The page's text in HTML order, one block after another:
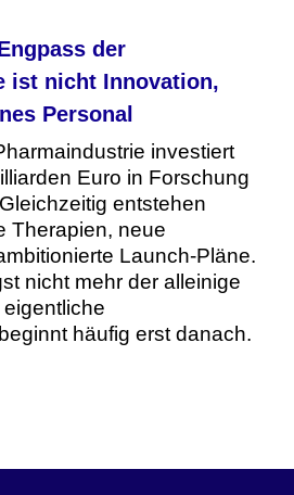
der
ist nicht Innovation,
Personal
investiert
Euro in Forschung
entstehen
Therapien, neue
Launch-Pläne.
nicht mehr der alleinige
eigentliche
häufig erst danach.